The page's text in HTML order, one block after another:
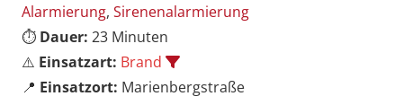
Alarmierung, Sirenenalarmierung
⏱️ Dauer: 23 Minuten
⚠️ Einsatzart: Brand
📍 Einsatzort: Marienbergstraße